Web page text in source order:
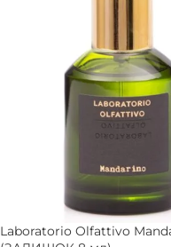
Laboratorio Olfattivo